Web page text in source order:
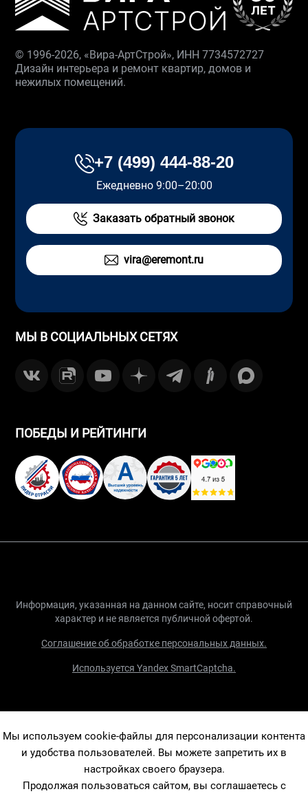
© 1996-2026, «Вира-АртСтрой», ИНН 7734572727
Дизайн интерьера и ремонт квартир, домов и
нежилых помещений.
+7 (499) 444-88-20
Ежедневно 9:00–20:00
Заказать обратный звонок
vira@eremont.ru
МЫ В СОЦИАЛЬНЫХ СЕТЯХ
ПОБЕДЫ И РЕЙТИНГИ
Информация, указанная на данном сайте, носит справочный
характер и не является публичной офертой.
Соглашение об обработке персональных данных.
Используется Yandex SmartCaptcha.
Мы используем cookie-файлы для персонализации контента
и удобства пользователей. Вы можете запретить их в
настройках своего браузера.
Продолжая пользоваться сайтом, вы соглашаетесь с